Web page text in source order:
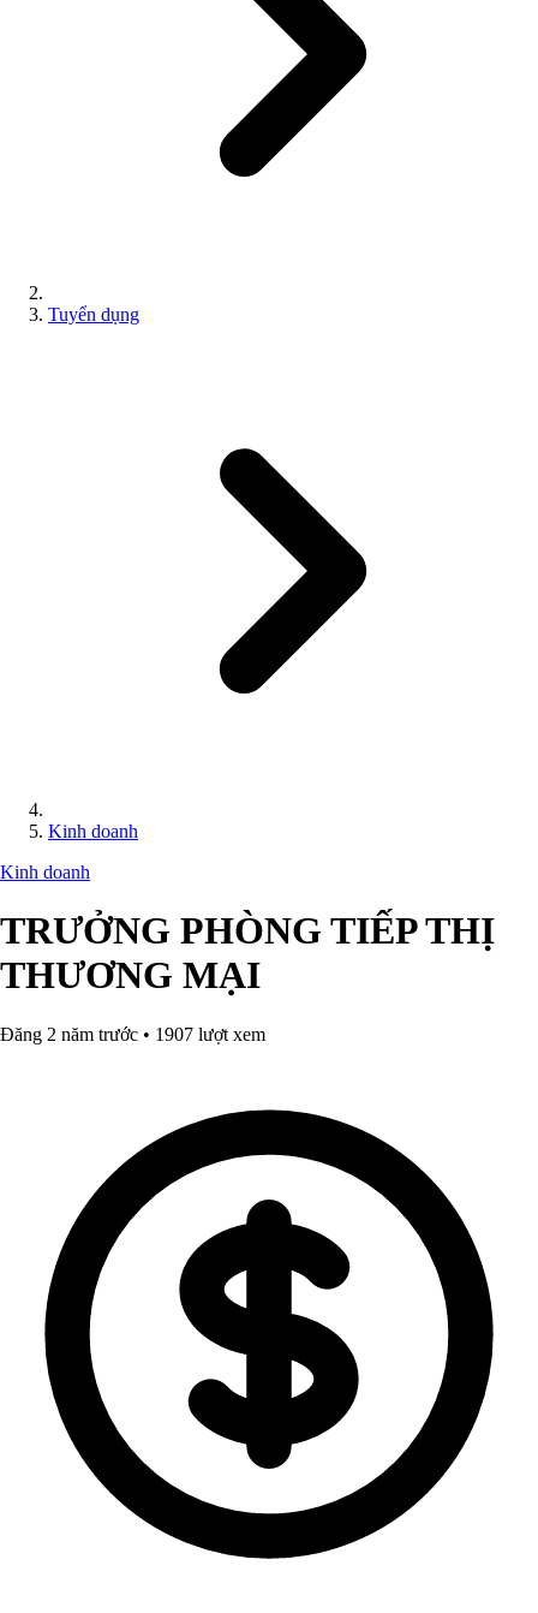
Tuyển dụng
Kinh doanh
Kinh doanh
TRƯỞNG PHÒNG TIẾP THỊ
THƯƠNG MẠI
Đăng 2 năm trước • 1907 lượt xem